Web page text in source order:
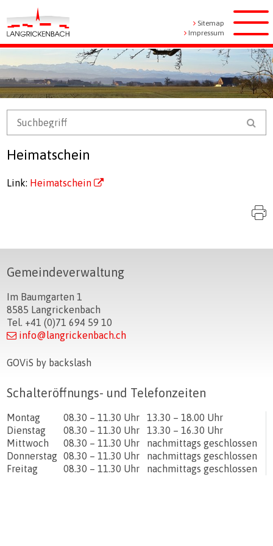
Navigieren in Langrickenbach
Schnellnavigation
Metanavigation
Sitemap
Impressum
Heimatschein
Link: Heimatschein
Suchbegriff
Footer
Gemeindeverwaltung
Im Baumgarten 1
8585 Langrickenbach
Tel. +41 (0)71 694 59 10
info@langrickenbach.ch
GOViS by backslash
Schalteröffnungs- und Telefonzeiten
TagÖffnungszeiten Vormittag Öffnungszeiten Nachmittag
Montag 08.30 – 11.30 Uhr
13.30 – 18.00 Uhr
Dienstag
08.30 – 11.30 Uhr
13.30 – 16.30 Uhr
Mittwoch
08.30 – 11.30 Uhr
nachmittags geschlossen
Donnerstag 08.30 – 11.30 Uhr
nachmittags geschlossen
Freitag
08.30 – 11.30 Uhr nachmittags geschlossen